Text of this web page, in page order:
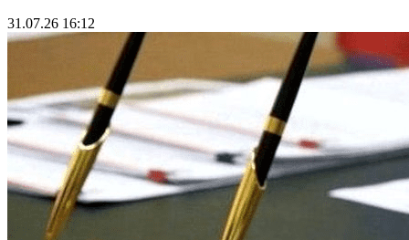
31.07.26 16:12